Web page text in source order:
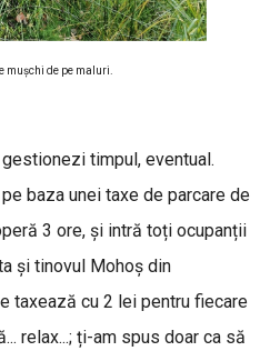
mușchi de pe maluri.
timpul, eventual.
baza unei taxe de parcare de
3 ore, și intră toți ocupanții
și tinovul Mohoș din
taxează cu 2 lei pentru fiecare
relax...; ți-am spus doar ca să